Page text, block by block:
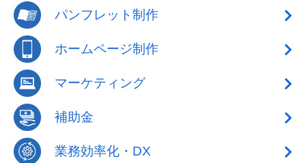
パンフレット制作
ホームページ制作
マーケティング
補助金
業務効率化・DX